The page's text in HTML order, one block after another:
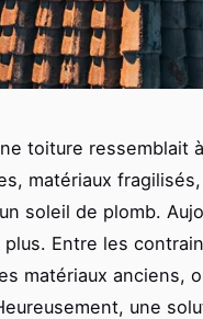
toiture ressemblait
matériaux
soleil de plomb.
Entre les
matériaux anciens,
une